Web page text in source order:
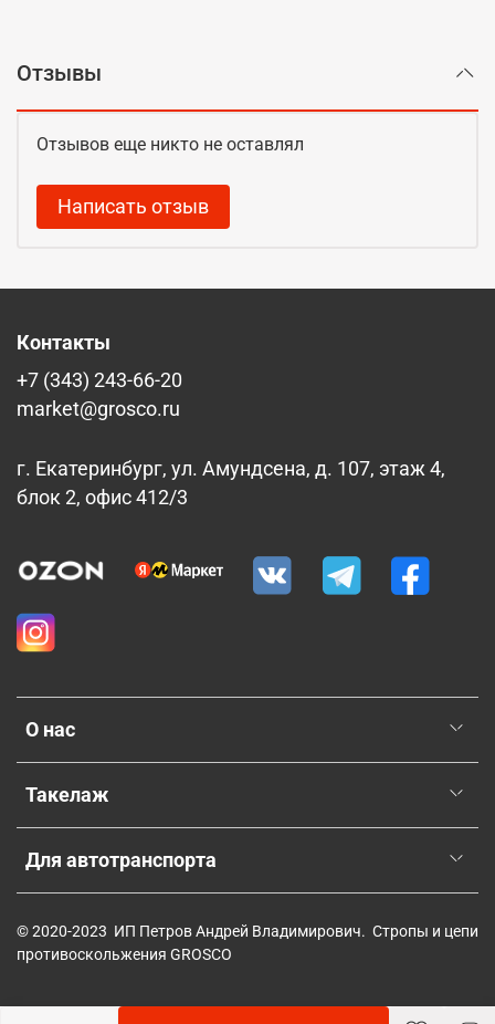
Отзывы
Отзывов еще никто не оставлял
Написать отзыв
О нас
Такелаж
Для автотранспорта
Контакты
+7 (343) 243-66-20
market@grosco.ru
г. Екатеринбург, ул. Амундсена, д. 107, этаж 4,
блок 2, офис 412/3
© 2020-2023 ИП Петров Андрей Владимирович. Стропы и цепи
противоскольжения GROSCO